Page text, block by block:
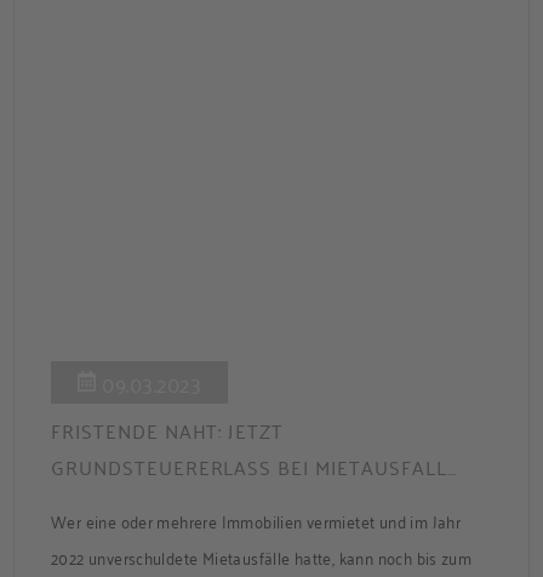
FRISTENDE NAHT: JETZT
GRUNDSTEUERERLASS BEI MIETAUSFALL
Wer eine oder mehrere Immobilien vermietet und im Jahr
2022 unverschuldete Mietausfälle hatte, kann noch bis zum